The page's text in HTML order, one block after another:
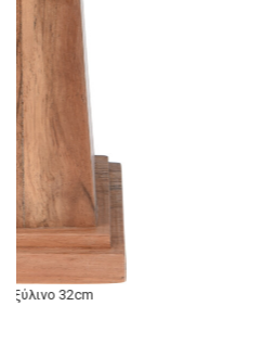
ξύλινο 32cm